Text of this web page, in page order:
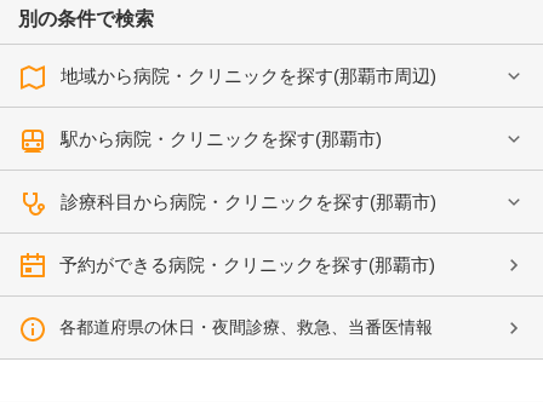
別の条件で検索
地域から病院・クリニックを探す(那覇市周辺)
駅から病院・クリニックを探す(那覇市)
診療科目から病院・クリニックを探す(那覇市)
予約ができる病院・クリニックを探す(那覇市)
各都道府県の休日・夜間診療、救急、当番医情報